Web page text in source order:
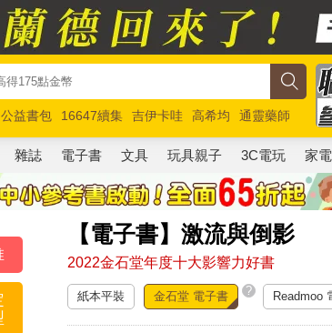
公益書包 16647續集 吉伊卡哇 高希均
通靈藥師
馬斯克 玩具總動員5 超慢跑
雜誌 電子書 文具 玩具親子 3C電玩 家電
【電子書】激流與倒影
2022金石堂年度十大影響力好書
紙本平裝 金石堂 電子書 ? Readmoo